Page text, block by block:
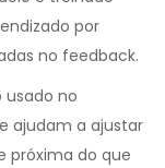
por
no feedback.
usado no
ajudam a ajustar
próxima do que